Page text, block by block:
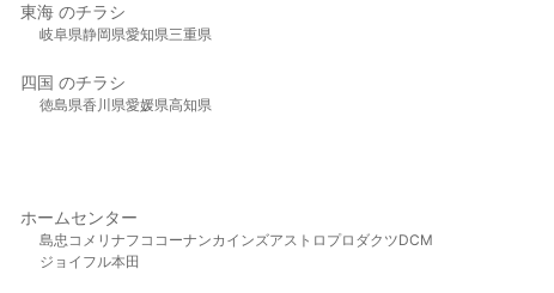
東海 のチラシ
岐阜県静岡県愛知県三重県
四国 のチラシ
徳島県香川県愛媛県高知県
ホームセンター
島忠 コメリ ナフコ コーナンカインズアストロプロダクツDCM
ジョイフル本田